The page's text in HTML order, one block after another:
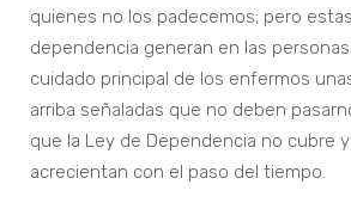
quienes no los padecemos; pero
dependencia generan en las
cuidado principal de los enfermos
arriba señaladas que no deben
que la Ley de Dependencia no cubre
acrecientan con el paso del tiempo.